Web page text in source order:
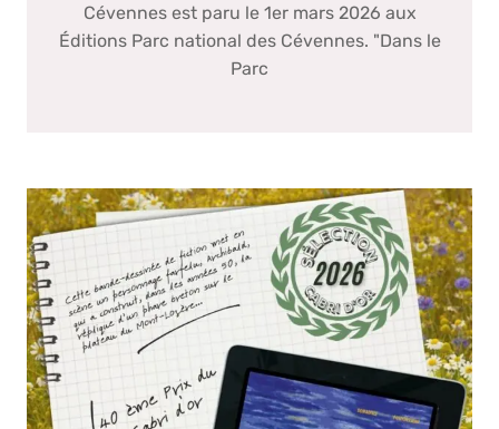
Cévennes est paru le 1er mars 2026 aux
Éditions Parc national des Cévennes. "Dans le
Parc